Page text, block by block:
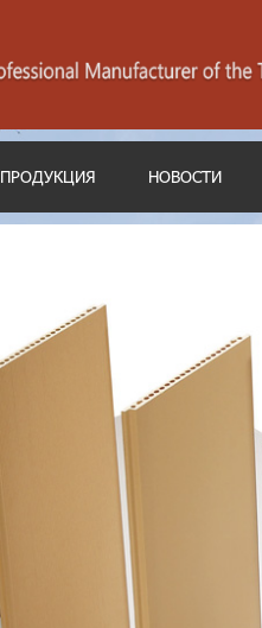
ПРОДУКЦИЯ НОВОСТИ